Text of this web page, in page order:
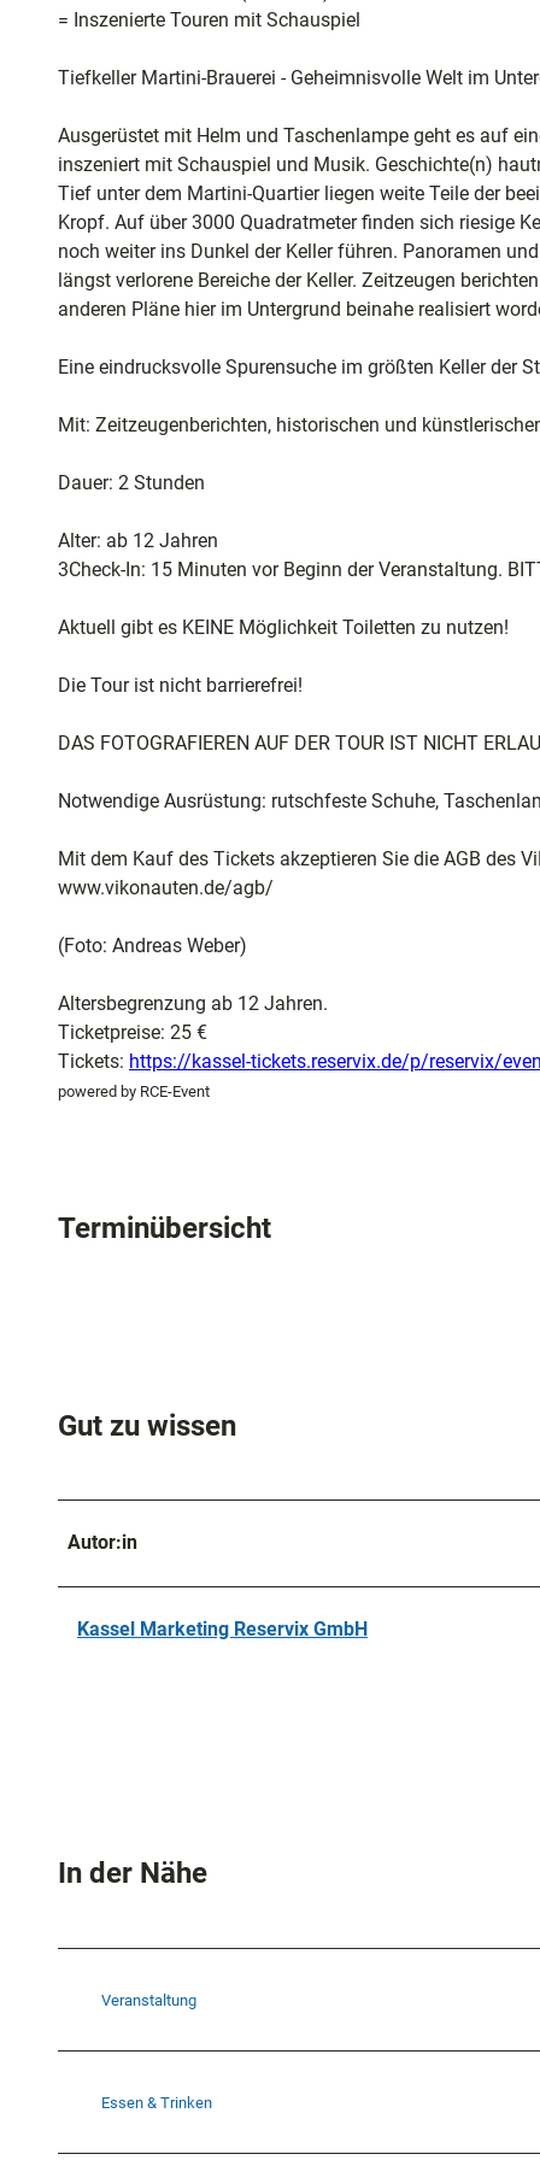
in der
Häufig
gestellte
Fragen
= Inszenierte Touren mit Schauspiel
Tiefkeller Martini-Brauerei - Geheimnisvolle Welt im
Ausgerüstet mit Helm und Taschenlampe geht es auf
inszeniert mit Schauspiel und Musik. Geschichte(n)
Tief unter dem Martini-Quartier liegen weite Teile der
Kropf. Auf über 3000 Quadratmeter finden sich riesige
noch weiter ins Dunkel der Keller führen. Panoramen
längst verlorene Bereiche der Keller. Zeitzeugen
anderen Pläne hier im Untergrund beinahe realisiert
Eine eindrucksvolle Spurensuche im größten Keller der
Mit: Zeitzeugenberichten, historischen und
Dauer: 2 Stunden
Alter: ab 12 Jahren
3Check-In: 15 Minuten vor Beginn der Veranstaltung.
Aktuell gibt es KEINE Möglichkeit Toiletten zu nutzen!
Die Tour ist nicht barrierefrei!
DAS FOTOGRAFIEREN AUF DER TOUR IST NICHT
Notwendige Ausrüstung: rutschfeste Schuhe,
Mit dem Kauf des Tickets akzeptieren Sie die AGB des
www.vikonauten.de/agb/
(Foto: Andreas Weber)
Altersbegrenzung ab 12 Jahren.
Ticketpreise: 25 €
Tickets: https://kassel-tickets.reservix.de/p/reservix/
powered by RCE-Event
Terminübersicht
Gut zu wissen
Autor:in
Kassel Marketing Reservix GmbH
In der Nähe
Veranstaltung
Essen & Trinken